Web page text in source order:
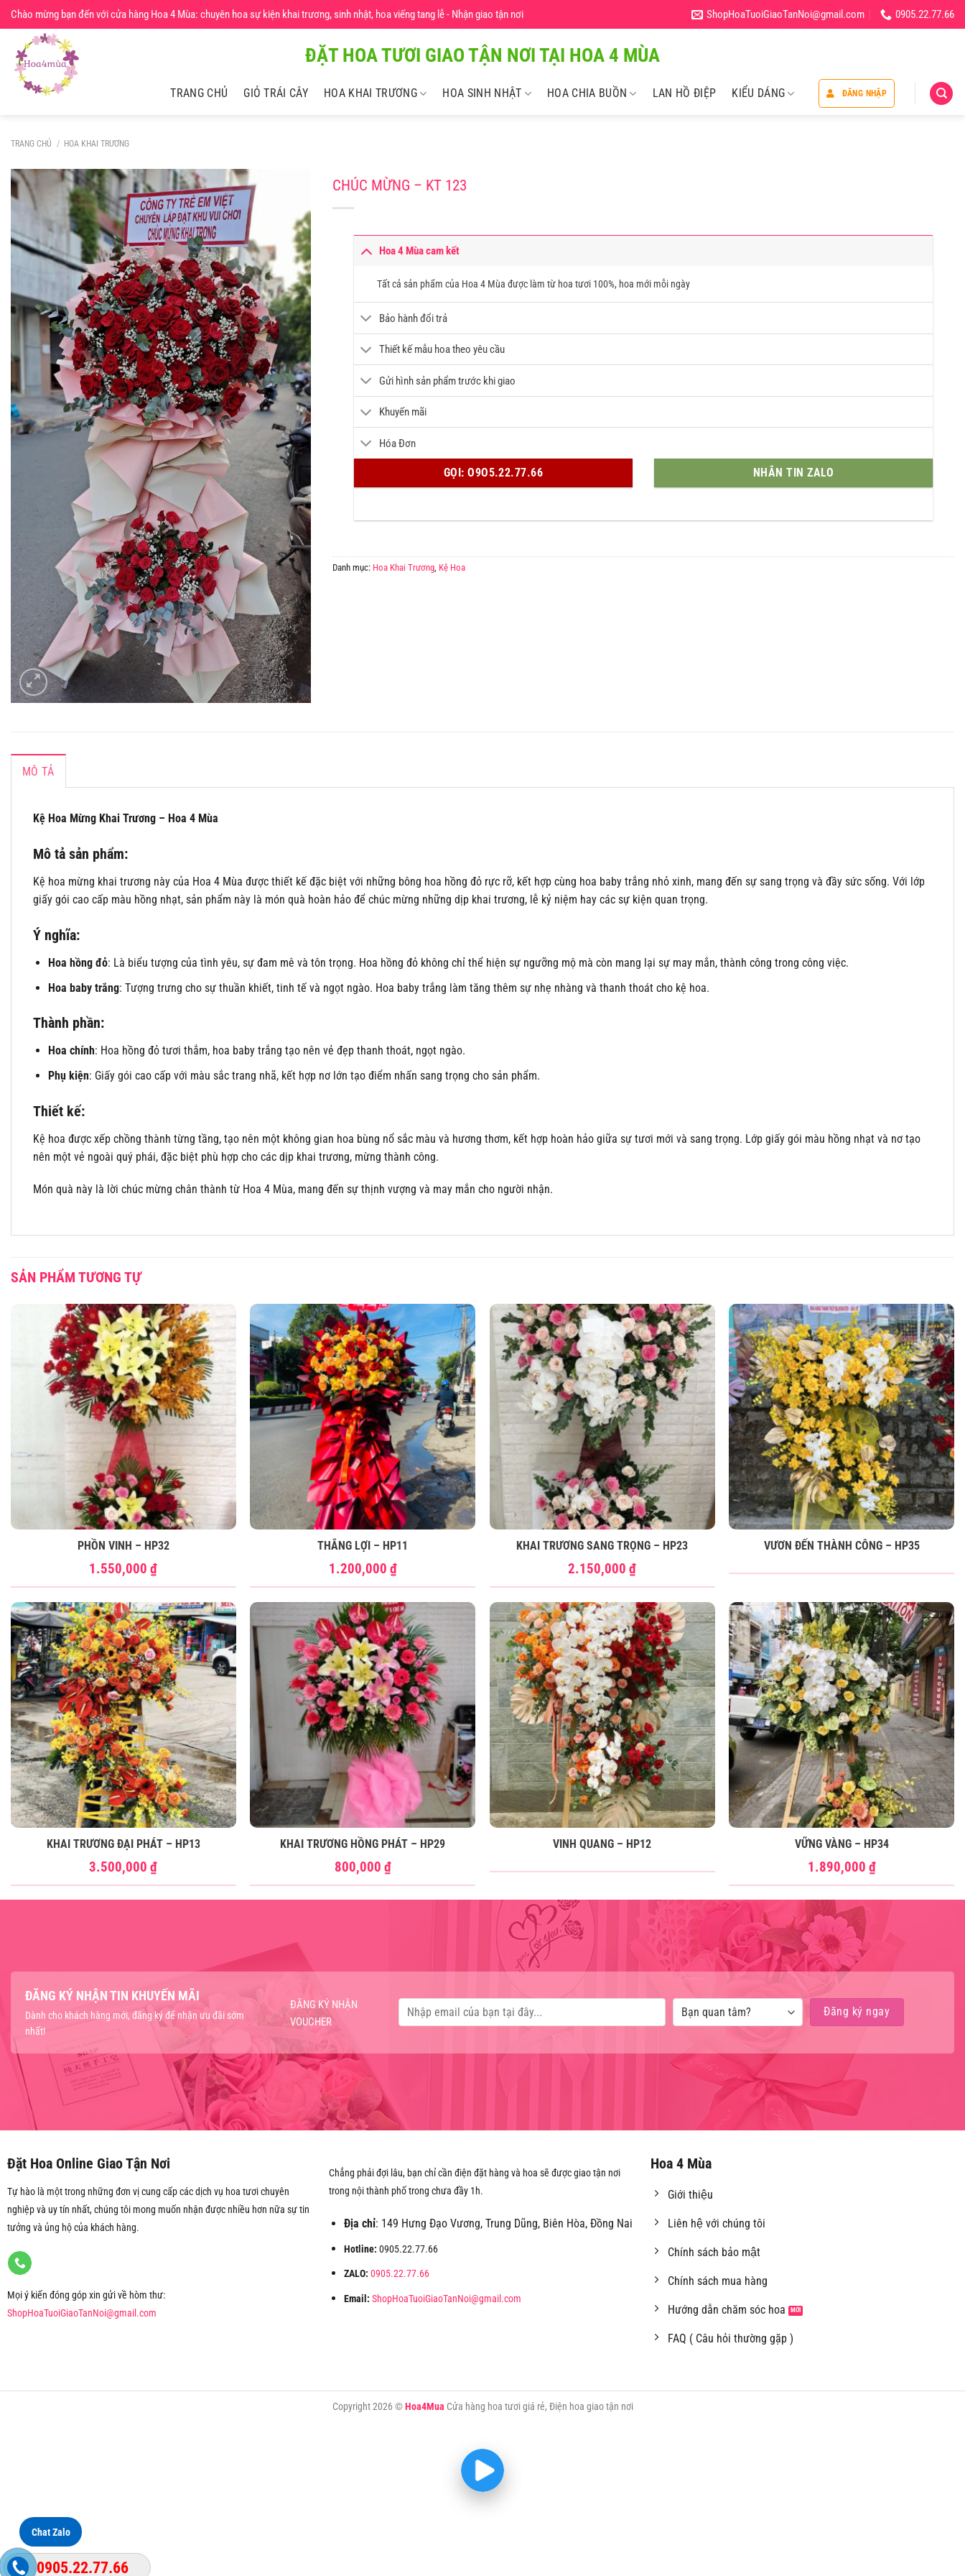
Chuyển
đến
dung
Chào mừng bạn đến với cửa hàng Hoa 4 Mùa: chuyên hoa sự kiện khai trương, sinh nhật, hoa viếng tang lễ - Nhận giao tận nơi ShopHoaTuoiGiaoTanNoi@gmail.com 0905.22.77.66
ĐẶT HOA TƯƠI GIAO TẬN NƠI TẠI HOA 4 MÙA
TRANG CHỦ GIỎ TRÁI CÂY HOA KHAI TRƯƠNG HOA SINH NHẬT HOA CHIA BUỒN LAN HỒ ĐIỆP KIỂU DÁNG ĐĂNG NHẬP
TRANG CHỦ / HOA KHAI TRƯƠNG
CHÚC MỪNG – KT 123
Hoa 4 Mùa cam kết
Tất cả sản phẩm của Hoa 4 Mùa được làm từ hoa tươi 100%, hoa mới mỗi ngày
Bảo hành đổi trả
Thiết kế mẫu hoa theo yêu cầu
Gửi hình sản phẩm trước khi giao
Khuyến mãi
Hóa Đơn
GỌI: O9O5.22.77.66 NHẮN TIN ZALO
Danh mục: Hoa Khai Trương, Kệ Hoa
MÔ TẢ
Kệ Hoa Mừng Khai Trương – Hoa 4 Mùa
Mô tả sản phẩm:
Kệ hoa mừng khai trương này của Hoa 4 Mùa được thiết kế đặc biệt với những bông hoa hồng đỏ rực rỡ, kết hợp cùng hoa baby trắng nhỏ xinh, mang đến sự sang trọng và đầy sức sống. Với lớp
giấy gói cao cấp màu hồng nhạt, sản phẩm này là món quà hoàn hảo để chúc mừng những dịp khai trương, lễ kỷ niệm hay các sự kiện quan trọng.
Ý nghĩa:
Hoa hồng đỏ: Là biểu tượng của tình yêu, sự đam mê và tôn trọng. Hoa hồng đỏ không chỉ thể hiện sự ngưỡng mộ mà còn mang lại sự may mắn, thành công trong công việc.
Hoa baby trắng: Tượng trưng cho sự thuần khiết, tinh tế và ngọt ngào. Hoa baby trắng làm tăng thêm sự nhẹ nhàng và thanh thoát cho kệ hoa.
Thành phần:
Hoa chính: Hoa hồng đỏ tươi thắm, hoa baby trắng tạo nên vẻ đẹp thanh thoát, ngọt ngào.
Phụ kiện: Giấy gói cao cấp với màu sắc trang nhã, kết hợp nơ lớn tạo điểm nhấn sang trọng cho sản phẩm.
Thiết kế:
Kệ hoa được xếp chồng thành từng tầng, tạo nên một không gian hoa bùng nổ sắc màu và hương thơm, kết hợp hoàn hảo giữa sự tươi mới và sang trọng. Lớp giấy gói màu hồng nhạt và nơ tạo
nên một vẻ ngoài quý phái, đặc biệt phù hợp cho các dịp khai trương, mừng thành công.
Món quà này là lời chúc mừng chân thành từ Hoa 4 Mùa, mang đến sự thịnh vượng và may mắn cho người nhận.
SẢN PHẨM TƯƠNG TỰ
PHỒN VINH – HP32
1.550,000₫
THẮNG LỢI – HP11
1.200,000 ₫
KHAI TRƯƠNG SANG TRỌNG – HP23
2.150,000₫
VƯƠN ĐẾN THÀNH CÔNG – HP35
KHAI TRƯƠNG ĐẠI PHÁT – HP13
3.500,000₫
KHAI TRƯƠNG HỒNG PHÁT – HP29
800,000 ₫
VINH QUANG – HP12 VỮNG VÀNG – HP34
1.890,000 ₫
ĐĂNG KÝ NHẬN TIN KHUYẾN MÃI
Dành cho khách hàng mới, đăng ký để nhận ưu đãi sớm
nhất!
ĐĂNG KÝ NHẬN
VOUCHER
Đặt Hoa Online Giao Tận Nơi
Tự hào là một trong những đơn vị cung cấp các dịch vụ hoa tươi chuyên
nghiệp và uy tín nhất, chúng tôi mong muốn nhận được nhiều hơn nữa sự tin
tưởng và ủng hộ của khách hàng.
Mọi ý kiến đóng góp xin gửi về hòm thư:
ShopHoaTuoiGiaoTanNoi@gmail.com
Chẳng phải đợi lâu, bạn chỉ cần điện đặt hàng và hoa sẽ được giao tận nơi
trong nội thành phố trong chưa đầy 1h.
Địa chỉ: 149 Hưng Đạo Vương, Trung Dũng, Biên Hòa, Đồng Nai
Hotline: 0905.22.77.66
ZALO: 0905.22.77.66
Email: ShopHoaTuoiGiaoTanNoi@gmail.com
Hoa 4 Mùa
Giới thiệu
Liên hệ với chúng tôi
Chính sách bảo mật
Chính sách mua hàng
Hướng dẫn chăm sóc hoa
FAQ ( Câu hỏi thường gặp )
Copyright 2026 ©Hoa4Mua Cửa hàng hoa tươi giá rẻ, Điện hoa giao tận nơi
Chat Zalo
0905.22.77.66